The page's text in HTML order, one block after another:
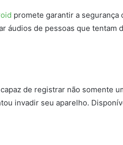
promete garantir a
áudios de pessoas que tentam
de registrar não somente
invadir seu aparelho.